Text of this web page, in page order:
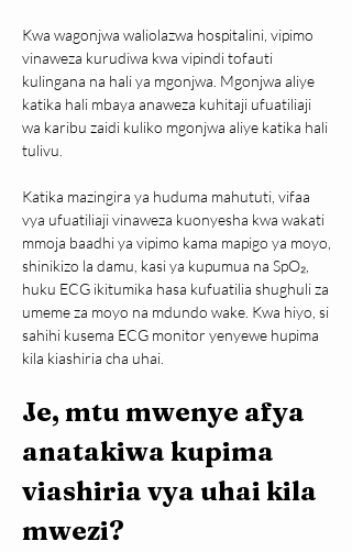
Kwa wagonjwa waliolazwa hospitalini, vipimo
vinaweza kurudiwa kwa vipindi tofauti
kulingana na hali ya mgonjwa. Mgonjwa aliye
katika hali mbaya anaweza kuhitaji ufuatiliaji
wa karibu zaidi kuliko mgonjwa aliye katika hali
tulivu.
Katika mazingira ya huduma mahututi, vifaa
vya ufuatiliaji vinaweza kuonyesha kwa wakati
mmoja baadhi ya vipimo kama mapigo ya moyo,
shinikizo la damu, kasi ya kupumua na SpO₂,
huku ECG ikitumika hasa kufuatilia shughuli za
umeme za moyo na mdundo wake. Kwa hiyo, si
sahihi kusema ECG monitor yenyewe hupima
kila kiashiria cha uhai.
Je, mtu mwenye afya
anatakiwa kupima
viashiria vya uhai kila
mwezi?